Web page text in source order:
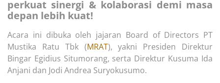
perkuat sinergi & kolaborasi demi masa
depan lebih kuat!
Acara ini dibuka oleh jajaran Board of Directors PT
Mustika Ratu Tbk (MRAT), yakni Presiden Direktur
Bingar Egidius Situmorang, serta Direktur Kusuma Ida
Anjani dan Jodi Andrea Suryokusumo.